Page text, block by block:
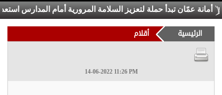
عمّان تبدأ حملة لتعزيز السلامة المرورية أمام المدارس استعداداً
الرئيسية أقلام
14-06-2022 11:26 PM